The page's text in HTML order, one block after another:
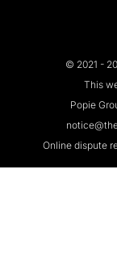
© 2021 -
This
Popie
Online dispute